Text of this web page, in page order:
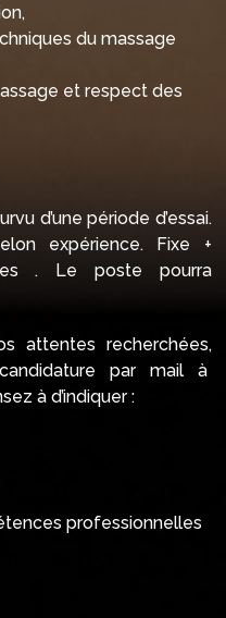
du massage
et respect des
d’une période d’essai.
expérience. Fixe +
. Le poste pourra
attentes recherchées,
par mail à
à d’indiquer :
professionnelles